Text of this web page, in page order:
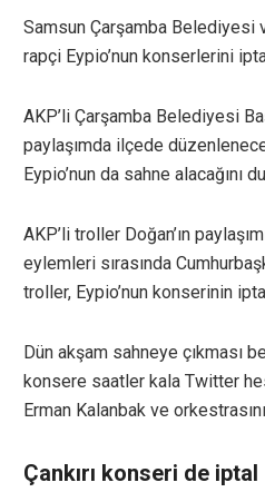
Samsun Çarşamba Belediyesi
rapçi Eypio’nun konserlerini
AKP’li Çarşamba Belediyesi
paylaşımda ilçede
Eypio’nun da sahne alacağını
AKP’li troller Doğan’ın
eylemleri sırasında
troller, Eypio’nun konserinin
Dün akşam sahneye çıkması
konsere saatler kala Twitter
Erman Kalanbak ve
Çankırı konseri de iptal